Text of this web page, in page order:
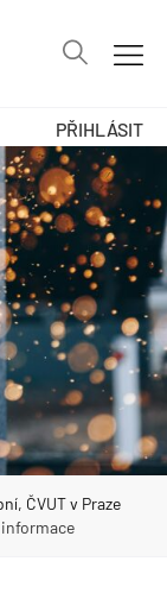
PŘIHLÁSIT
ČVUT v Praze